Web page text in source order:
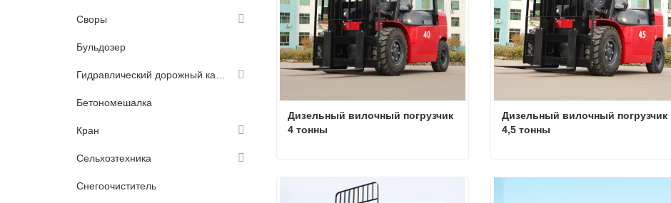
Своры
Бульдозер
Бетономешалка
Кран
Сельхозтехника
Снегоочиститель
Дизельный вилочный погрузчик
4 тонны
Связаться сейчас
Дизельный вилочный погрузчик
4,5 тонны
Дизельный вилочный погрузчик 4,5 тонны